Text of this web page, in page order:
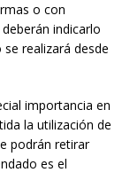
o con
indicarlo
realizará desde
importancia en
la utilización de
podrán retirar
es el